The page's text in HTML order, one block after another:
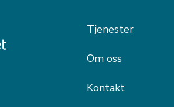
Tjenester
Om oss
Kontakt